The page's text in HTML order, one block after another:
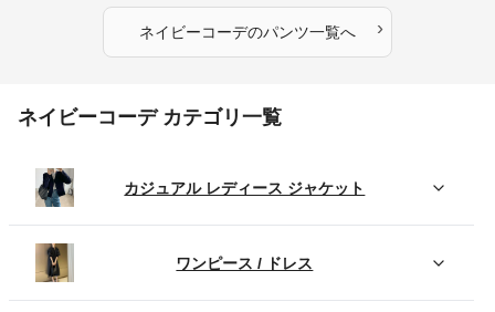
ネイビーコーデのパンツ一覧へ ›
ネイビーコーデ カテゴリ一覧
カジュアル レディース ジャケット
ワンピース / ドレス